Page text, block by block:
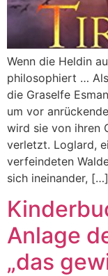
Wenn die Heldin
philosophiert …
die Graselfe
um vor
wird sie von ihren
verletzt. Loglard,
verfeindeten
sich ineinander, […]
Anlage
„das